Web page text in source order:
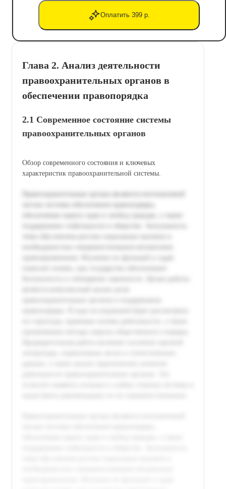
Оплатить 399 р.
Глава 2. Анализ деятельности
правоохранительных органов в
обеспечении правопорядка
2.1 Современное состояние системы
правоохранительных органов
Обзор современного состояния и ключевых
характеристик правоохранительной системы.